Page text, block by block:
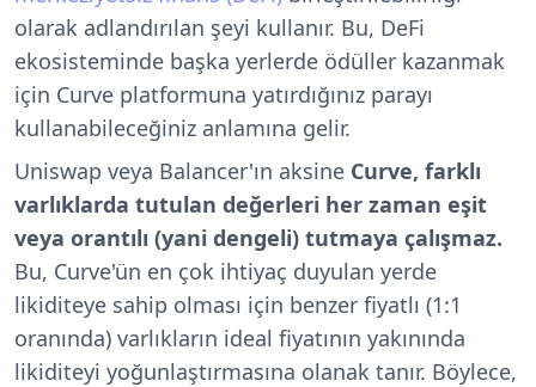
olarak adlandırılan şeyi kullanır. Bu, DeFi
ekosisteminde başka yerlerde ödüller kazanmak
için Curve platformuna yatırdığınız parayı
kullanabileceğiniz anlamına gelir.
Uniswap veya Balancer'ın aksine Curve, farklı
varlıklarda tutulan değerleri her zaman eşit
veya orantılı (yani dengeli) tutmaya çalışmaz.
Bu, Curve'ün en çok ihtiyaç duyulan yerde
likiditeye sahip olması için benzer fiyatlı (1:1
oranında) varlıkların ideal fiyatının yakınında
likiditeyi yoğunlaştırmasına olanak tanır. Böylece,